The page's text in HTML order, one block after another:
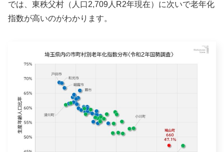
では、東秩父村（人口2,709人R2年現在）に次いで老年化
指数が高いのがわかります。